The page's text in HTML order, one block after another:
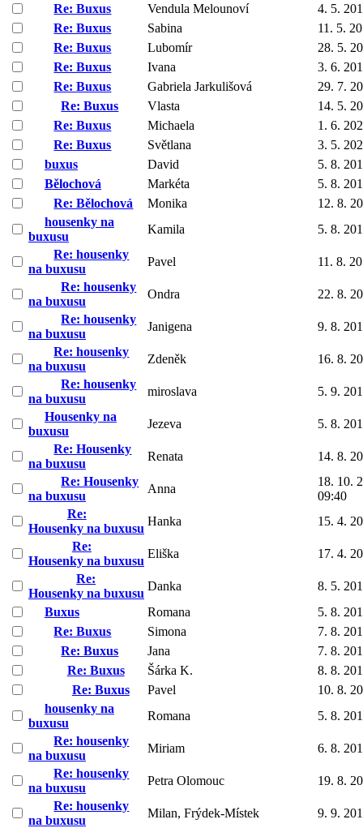
Re: Buxus
Vendula Melounoví
4. 5.
Re: Buxus
Sabina
11. 5.
Re: Buxus
Lubomír
28. 5.
Re: Buxus
Ivana
3. 6.
Re: Buxus
Gabriela Jarkulišová
29. 7.
Re: Buxus
Vlasta
14. 5.
Re: Buxus
Michaela
1. 6.
Re: Buxus
Světlana
3. 5.
buxus
David
5. 8.
Bělochová
Markéta
5. 8.
Re: Bělochová
Monika
12. 8.
housenky na
buxusu
Kamila
5. 8.
Re: housenky
na buxusu
Pavel
11. 8.
Re: housenky
na buxusu
Ondra
22. 8.
Re: housenky
na buxusu
Janigena
9. 8.
Re: housenky
na buxusu
Zdeněk
16. 8.
Re: housenky
na buxusu
miroslava
5. 9.
Housenky na
buxusu
Jezeva
5. 8.
Re: Housenky
na buxusu
Renata
14. 8.
Re: Housenky
na buxusu
Anna
18. 10.
09:40
Re:
Housenky na buxusu
Hanka
15. 4.
Re:
Housenky na buxusu
Eliška
17. 4.
Re:
Housenky na buxusu
Danka
8. 5.
Buxus
Romana
5. 8.
Re: Buxus
Simona
7. 8.
Re: Buxus
Jana
7. 8.
Re: Buxus
Šárka K.
8. 8.
Re: Buxus
Pavel
10. 8.
housenky na
buxusu
Romana
5. 8.
Re: housenky
na buxusu
Miriam
6. 8.
Re: housenky
na buxusu
Petra Olomouc
19. 8.
Re: housenky
na buxusu
Milan, Frýdek-Místek
9. 9.